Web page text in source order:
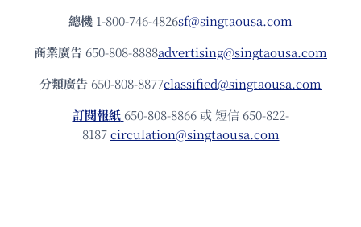
總機 1-800-746-4826sf@singtaousa.com
商業廣告 650-808-8888advertising@singtaousa.com
分類廣告 650-808-8877classified@singtaousa.com
訂閱報紙 650-808-8866 或 短信 650-822-
8187circulation@singtaousa.com